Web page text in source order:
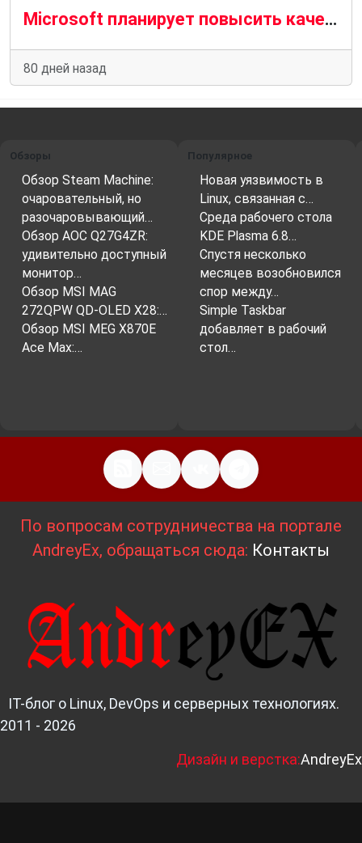
Microsoft планирует повысить качество драйверов для Windows 11 в 2026 году
80 дней назад
Обзоры
Обзор Steam Machine:
очаровательный, но
разочаровывающий…
Обзор AOC Q27G4ZR:
удивительно доступный
монитор…
Обзор MSI MAG
272QPW QD-OLED X28:…
Обзор MSI MEG X870E
Ace Max:…
Популярное
Новая уязвимость в
Linux, связанная с…
Среда рабочего стола
KDE Plasma 6.8…
Спустя несколько
месяцев возобновился
спор между…
Simple Taskbar
добавляет в рабочий
стол…
По вопросам сотрудничества на портале
AndreyEx, обращаться сюда: Контакты
IT-блог о Linux, DevOps и серверных технологиях.
2011 - 2026
Дизайн и верстка:AndreyEx